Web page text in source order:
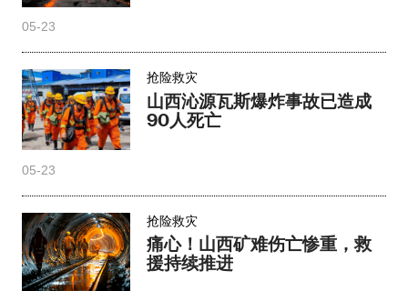
05-23
抢险救灾
山西沁源瓦斯爆炸事故已造成
90人死亡
05-23
抢险救灾
痛心！山西矿难伤亡惨重，救
援持续推进